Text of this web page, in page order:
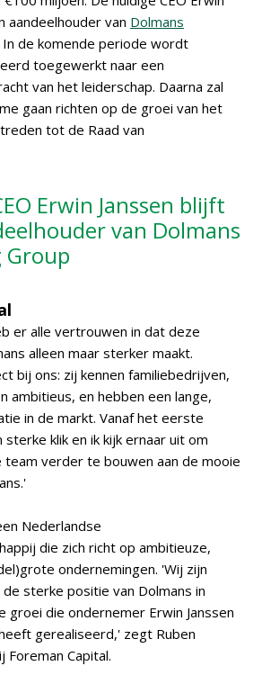
aandeelhouder van Dolmans
In de komende periode wordt
toegewerkt naar een
van het leiderschap. Daarna zal
gaan richten op de groei van het
tot de Raad van
Erwin Janssen blijft
van Dolmans
Group
er alle vertrouwen in dat deze
alleen maar sterker maakt.
bij ons: zij kennen familiebedrijven,
ambitieus, en hebben een lange,
in de markt. Vanaf het eerste
klik en ik kijk ernaar uit om
verder te bouwen aan de mooie
Nederlandse
die zich richt op ambitieuze,
ondernemingen. 'Wij zijn
sterke positie van Dolmans in
groei die ondernemer Erwin Janssen
gerealiseerd,' zegt Ruben
Foreman Capital.